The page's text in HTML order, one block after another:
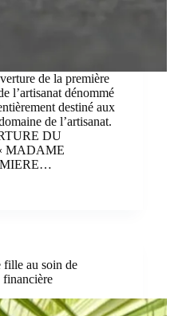
de la première
l’artisanat dénommé
destiné aux
de l’artisanat.
DU
MADAME
fille au soin de
financière